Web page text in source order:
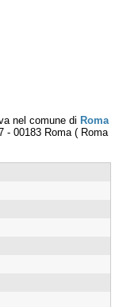
nel comune di Roma
- 00183 Roma( Roma